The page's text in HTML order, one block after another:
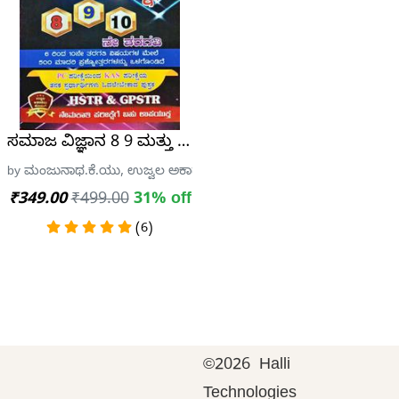
ಎನ್.ಪಿ. ಶಂಕರನಾರಾಯಣ ರಾವ್| 17 th Edition
ಪ್ರಕಾಶನ
ಸಮಾಜ ವಿಜ್ಞಾನ 8 9 ಮತ್ತು 10 ನೇ ತರಗತಿ - ಉಜ್ವಲ ಅಕಾಡೆಮಿ ||
by ಮಂಜುನಾಥ.ಕೆ.ಯು, ಉಜ್ವಲ ಅಕಾಡೆಮಿ ಪ್ರಕಾಶನ
₹349.00 ₹499.00 31% off
(6)
©2026 Halli